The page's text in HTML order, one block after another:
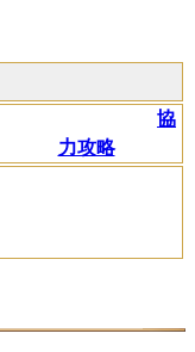
協
力攻略